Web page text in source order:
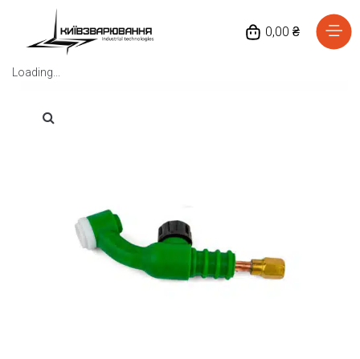
0,00 ₴
Loading...
Про нас
Доставка та оплата
Повернення та обмін